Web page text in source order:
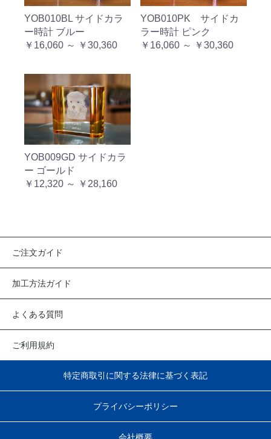
YOB010BL サイドカラ
ー時計 ブルー
￥16,060 ～ ￥30,360
YOB010PK サイドカ
ラー時計 ピンク
￥16,060 ～ ￥30,360
YOB009GD サイドカラ
ー ゴールド
￥12,320 ～ ￥28,160
ご注文ガイド
加工方法ガイド
よくある質問
ご利用規約
特定商取引に関する法律に基づく表記
プライバシーポリシー